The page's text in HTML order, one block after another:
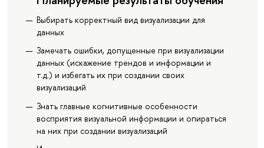
Выбирать корректный вид визуализации для
данных
Замечать ошибки, допущенные при визуализации
данных (искажение трендов и информации и
т.д.) и избегать их при создании своих
визуализаций
Знать главные когнитивные особенности
восприятия визуальной информации и опираться
на них при создании визуализаций